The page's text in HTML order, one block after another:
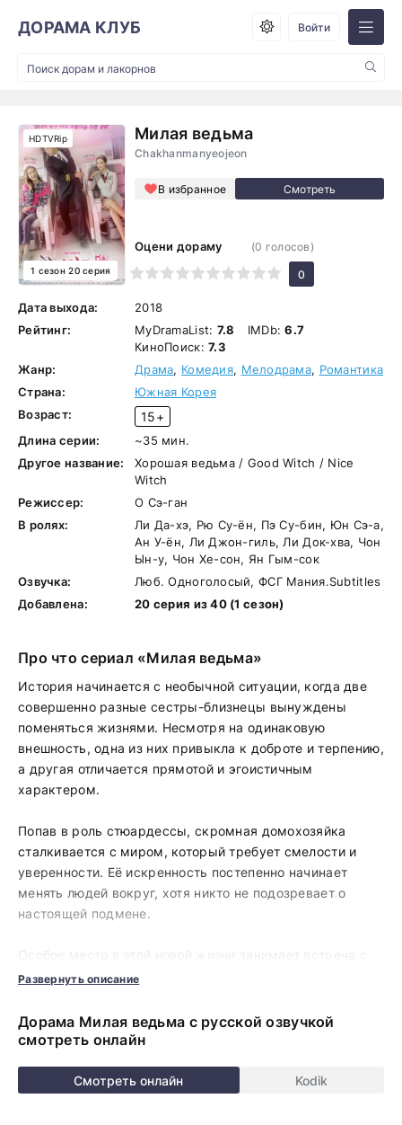
ДОРАМА КЛУБ Войти
Милая ведьма
Chakhanmanyeojeon
В избранное
HDTVRip
1 сезон 20 серия
Оцени дораму
1
2 3 4 5 7 8 9 10
(0 голосов)
0
Дата выхода:
2018
Рейтинг:
MyDramaList: 7.8 IMDb:6.7
КиноПоиск:7.3
Жанр:
Драма, Комедия, Мелодрама, Романтика
Страна:
Южная Корея
Возраст:
15+
Длина серии:
~35 мин.
Другое название:
Хорошая ведьма / Good Witch / Nice
Witch
Режиссер:
О Сэ-ган
В ролях:
Ли Да-хэ, Рю Су-ён, Пэ Су-бин, Юн Сэ-а,
Ан У-ён, Ли Джон-гиль, Ли Док-хва, Чон
Ын-у, Чон Хе-сон, Ян Гым-сок
Озвучка:
Люб. Одноголосый, ФСГ Мания.Subtitles
Добавлена:
20 серия из 40 (1 сезон)
Про что сериал «Милая ведьма»
История начинается с необычной ситуации, когда две
совершенно разные сестры-близнецы вынуждены
поменяться жизнями. Несмотря на одинаковую
внешность, одна из них привыкла к доброте и терпению,
а другая отличается прямотой и эгоистичным
характером.
Попав в роль стюардессы, скромная домохозяйка
сталкивается с миром, который требует смелости и
уверенности. Её искренность постепенно начинает
менять людей вокруг, хотя никто не подозревает о
настоящей подмене.
Особое место в этой новой жизни занимает встреча с
пилотом, который давно отказался от романтических
где случайная ложь приводит к неожиданным
открытиям и настоящим чувствам.
Смотрите дораму Милая ведьма в HD качестве и с
Развернуть описание
Дорама Милая ведьма с русской озвучкой
смотреть онлайн
Смотреть онлайн Kodik